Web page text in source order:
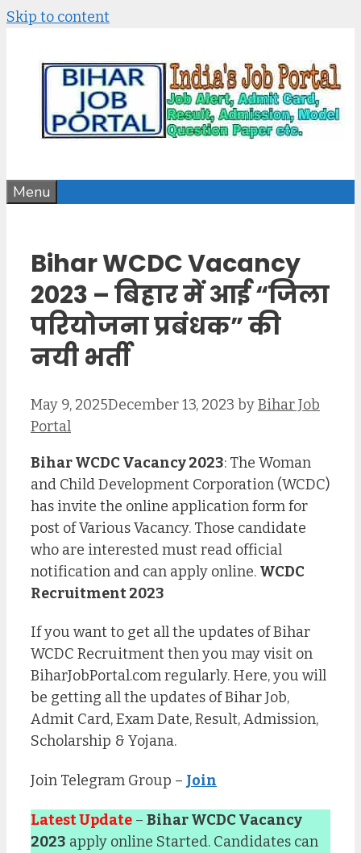
Skip to content
Menu
Bihar WCDC Vacancy
2023 – बिहार में आई “जिला
परियोजना प्रबंधक” की
नयी भर्ती
May 9, 2025December 13, 2023 byBihar Job
Portal
Bihar WCDC Vacancy 2023: The Woman
and Child Development Corporation (WCDC)
has invite the online application form for
post of Various Vacancy. Those candidate
who are interested must read official
notification and can apply online. WCDC
Recruitment 2023
If you want to get all the updates of Bihar
WCDC Recruitment then you may visit on
BiharJobPortal.com regularly. Here, you will
be getting all the updates of Bihar Job,
Admit Card, Exam Date, Result, Admission,
Scholarship & Yojana.
Join Telegram Group – Join
Latest Update – Bihar WCDC Vacancy
2023 apply online Started. Candidates can